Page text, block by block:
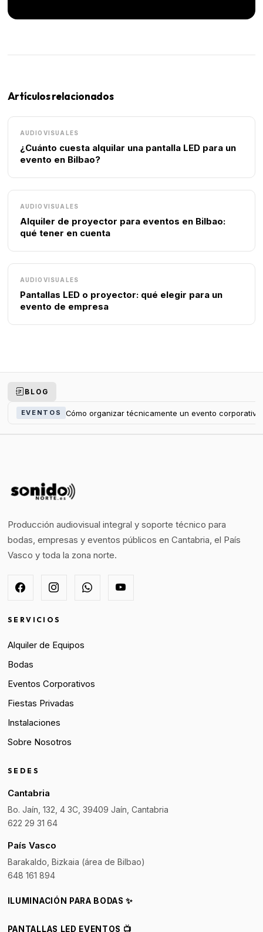
Artículos relacionados
AUDIOVISUALES
¿Cuánto cuesta alquilar una pantalla LED para un
evento en Bilbao?
AUDIOVISUALES
Alquiler de proyector para eventos en Bilbao:
qué tener en cuenta
AUDIOVISUALES
Pantallas LED o proyector: qué elegir para un
evento de empresa
BLOG
EVENTOS Cómo organizar técnicamente un evento
Producción audiovisual integral y soporte técnico para
bodas, empresas y eventos públicos en Cantabria, el País
Vasco y toda la zona norte.
SERVICIOS
Alquiler de Equipos
Bodas
Eventos Corporativos
Fiestas Privadas
Instalaciones
Sobre Nosotros
SEDES
Cantabria
Bo. Jaín, 132, 4 3C, 39409 Jaín, Cantabria
622 29 31 64
País Vasco
Barakaldo, Bizkaia (área de Bilbao)
648 161 894
ILUMINACIÓN PARA BODAS ✨
PANTALLAS LED EVENTOS 📺